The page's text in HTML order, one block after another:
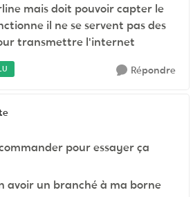
mais doit pouvoir capter le
il ne se servent pas des
transmettre l'internet
Répondre
pour essayer ça
avoir un branché à ma borne